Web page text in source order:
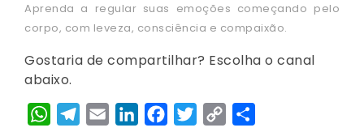
Aprenda a regular suas emoções começando pelo
corpo, com leveza, consciência e compaixão.
Gostaria de compartilhar? Escolha o canal
abaixo.
WhatsApp
Telegram
Email LinkedInFacebookTwitter
Copy